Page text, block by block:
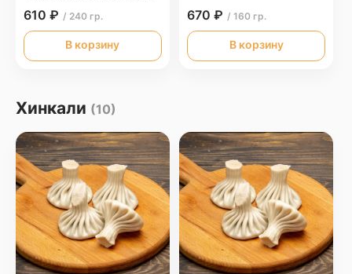
610 ₽ / 240 гр.
В корзину
670 ₽ / 160 гр.
В корзину
Хинкали (10)